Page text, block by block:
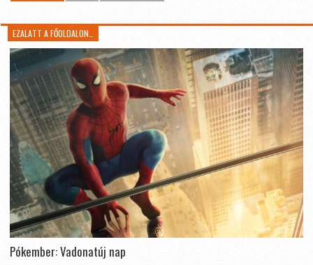
EZALATT A FŐOLDALON…
Pókember: Vadonatúj nap